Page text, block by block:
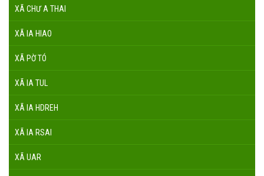
XÃ CHƯ A THAI
XÃ IA HIAO
XÃ PỜ TÓ
XÃ IA TUL
XÃ IA HDREH
XÃ IA RSAI
XÃ UAR